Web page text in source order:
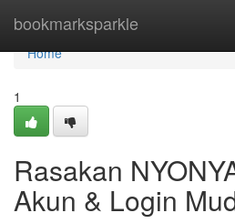
bookmarksparkle
Home
Home
1
Rasakan
Akun & Login